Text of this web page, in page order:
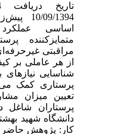
10/09/
اساسی عملکرد
متمایزکننده
مراقبتی
از هر عاملی بر
شناسایی نیازهای
پرستاری کمک
تعیین میزان
پرستاران شاغل
دانشگاه شهید
کار: پژوهش حاضر